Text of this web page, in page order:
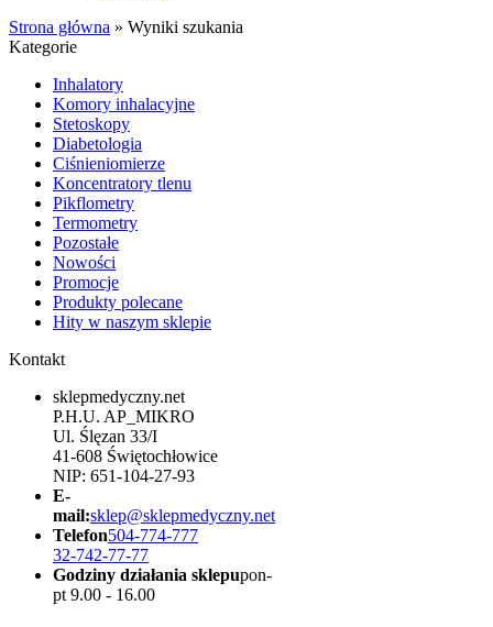
Strona główna » Wyniki szukania
Kategorie
Inhalatory
Komory inhalacyjne
Stetoskopy
Diabetologia
Ciśnieniomierze
Koncentratory tlenu
Pikflometry
Termometry
Pozostałe
Nowości
Promocje
Produkty polecane
Hity w naszym sklepie
Kontakt
sklepmedyczny.net
P.H.U. AP_MIKRO
Ul. Ślęzan 33/I
41-608 Świętochłowice
NIP: 651-104-27-93
E-
mail:sklep@sklepmedyczny.net
Telefon504-774-777
32-742-77-77
Godziny działania sklepupon-
pt 9.00 - 16.00